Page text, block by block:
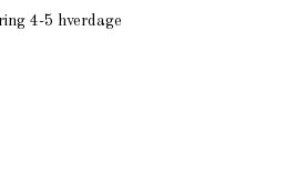
4-5 hverdage